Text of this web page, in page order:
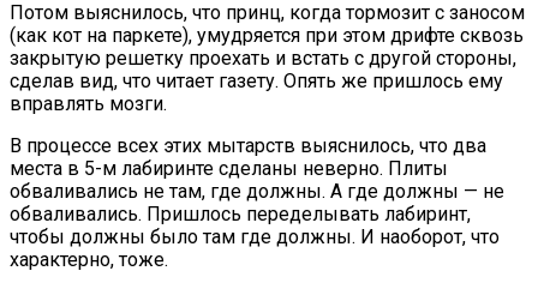
Потом выяснилось, что принц, когда тормозит с заносом
(как кот на паркете), умудряется при этом дрифте сквозь
закрытую решетку проехать и встать с другой стороны,
сделав вид, что читает газету. Опять же пришлось ему
вправлять мозги.
В процессе всех этих мытарств выяснилось, что два
места в 5-м лабиринте сделаны неверно. Плиты
обваливались не там, где должны. А где должны — не
обваливались. Пришлось переделывать лабиринт,
чтобы должны было там где должны. И наоборот, что
характерно, тоже.